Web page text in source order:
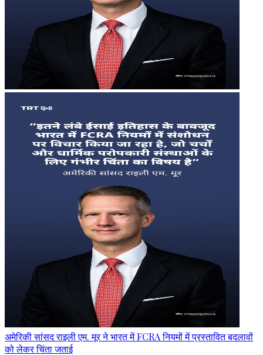
अमेरिकी सांसद राइली एम. मूर ने भारत में FCRA नियमों में प्रस्तावित बदलावों
को लेकर चिंता जताई